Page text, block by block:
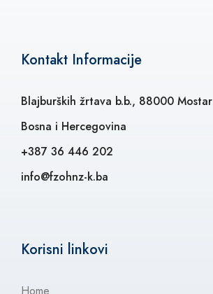
Kontakt Informacije
Blajburških žrtava b.b., 88000 Mostar
Bosna i Hercegovina
+387 36 446 202
info@fzohnz-k.ba
Korisni linkovi
Home